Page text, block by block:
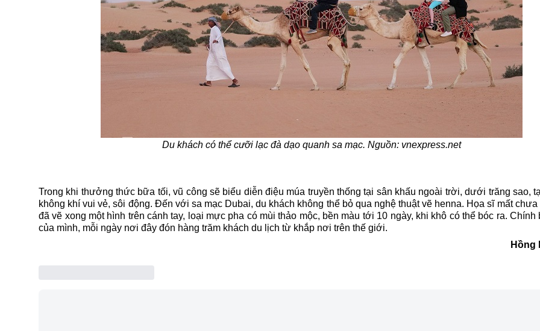
Du khách có thể cưỡi lạc đà dạo quanh sa mạc. Nguồn: vnexpress.net
Trong khi thưởng thức bữa tối, vũ công sẽ biểu diễn điệu múa truyền thống tại sân khấu ngoài trời, dưới trăng sao,
không khí vui vẻ, sôi động. Đến với sa mạc Dubai, du khách không thể bỏ qua nghệ thuật vẽ henna. Họa sĩ mất chưa
đã vẽ xong một hình trên cánh tay, loại mực pha có mùi thảo mộc, bền màu tới 10 ngày, khi khô có thể bóc ra. Chính
của mình, mỗi ngày nơi đây đón hàng trăm khách du lịch từ khắp nơi trên thế giới.
Hồng